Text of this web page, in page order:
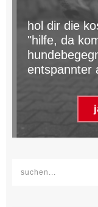
hol dir die
"hilfe, da
entspannter